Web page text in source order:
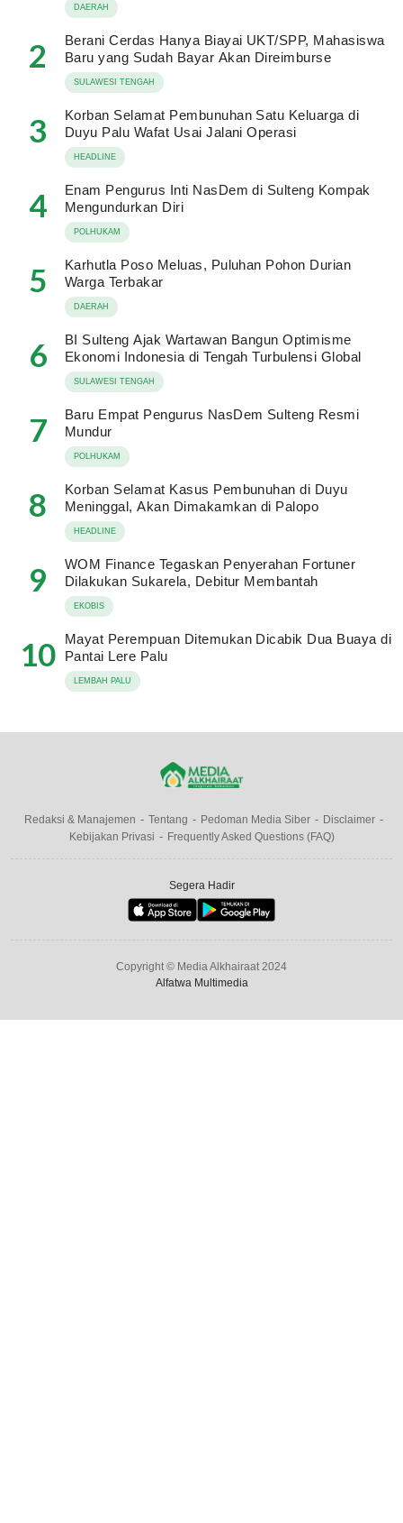
DAERAH
2
Berani Cerdas Hanya Biayai UKT/SPP, Mahasiswa
Baru yang Sudah Bayar Akan Direimburse
SULAWESI TENGAH
3
Korban Selamat Pembunuhan Satu Keluarga di
Duyu Palu Wafat Usai Jalani Operasi
HEADLINE
4
Enam Pengurus Inti NasDem di Sulteng Kompak
Mengundurkan Diri
POLHUKAM
5
Karhutla Poso Meluas, Puluhan Pohon Durian
Warga Terbakar
DAERAH
6
BI Sulteng Ajak Wartawan Bangun Optimisme
Ekonomi Indonesia di Tengah Turbulensi Global
SULAWESI TENGAH
7
Baru Empat Pengurus NasDem Sulteng Resmi
Mundur
POLHUKAM
8
Korban Selamat Kasus Pembunuhan di Duyu
Meninggal, Akan Dimakamkan di Palopo
HEADLINE
9
WOM Finance Tegaskan Penyerahan Fortuner
Dilakukan Sukarela, Debitur Membantah
EKOBIS
10
Mayat Perempuan Ditemukan Dicabik Dua Buaya di
Pantai Lere Palu
LEMBAH PALU
Redaksi & Manajemen Tentang Pedoman Media Siber
Disclaimer
Kebijakan Privasi
Frequently Asked Questions (FAQ)
Segera Hadir
Copyright © Media Alkhairaat 2024
Alfatwa Multimedia